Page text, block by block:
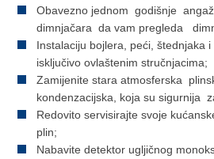
Obavezno jednom godišnje
dimnjačara da vam pregleda
Instalaciju bojlera, peći, štednjaka
isključivo ovlaštenim stručnjacima;
Zamijenite stara atmosferska
kondenzacijska, koja su sigurnija
Redovito servisirajte svoje
plin;
Nabavite detektor ugljičnog